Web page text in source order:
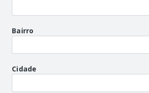
Bairro
Cidade